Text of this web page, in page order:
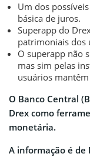
Um dos
básica de juros.
Superapp do
patrimoniais dos
O superapp não
mas sim pelas
usuários
O Banco Central
Drex como
monetária.
A informação é de